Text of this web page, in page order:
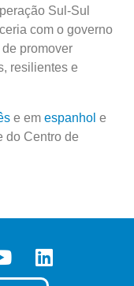
Sul-Sul
com o governo
promover
resilientes e
e em espanhol e
do Centro de